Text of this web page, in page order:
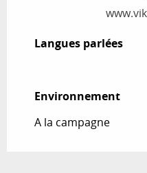
Langues parlées
Langues parlées
Environnement
Environnement
A la campagne